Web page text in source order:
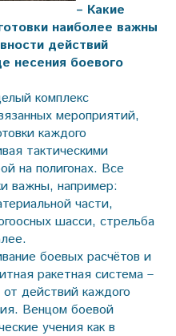
– Какие
наиболее важны
действий
несения боевого
комплекс
мероприятий,
каждого
тактическими
на полигонах. Все
важны, например:
части,
шасси, стрельба
боевых расчётов и
ракетная система –
действий каждого
Венцом боевой
учения как в